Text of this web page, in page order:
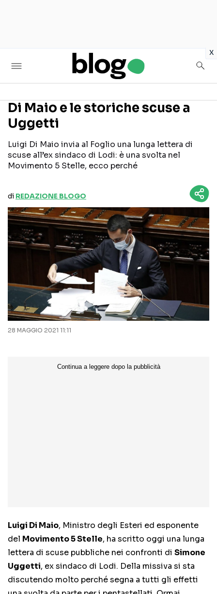
x
Di Maio e le storiche scuse a
Uggetti
Luigi Di Maio invia al Foglio una lunga lettera di
scuse all’ex sindaco di Lodi: è una svolta nel
Movimento 5 Stelle, ecco perché
di REDAZIONE BLOGO
28 MAGGIO 2021 11:11
Luigi Di Maio, Ministro degli Esteri ed esponente
del Movimento 5 Stelle, ha scritto oggi una lunga
lettera di scuse pubbliche nei confronti di Simone
Uggetti, ex sindaco di Lodi. Della missiva si sta
discutendo molto perché segna a tutti gli effetti